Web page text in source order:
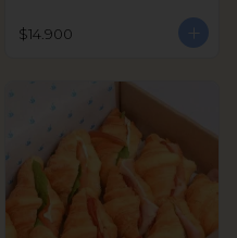
$14.900